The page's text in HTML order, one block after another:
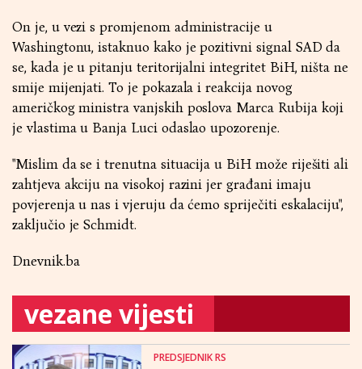
On je, u vezi s promjenom administracije u
Washingtonu, istaknuo kako je pozitivni signal SAD da
se, kada je u pitanju teritorijalni integritet BiH, ništa ne
smije mijenjati. To je pokazala i reakcija novog
američkog ministra vanjskih poslova Marca Rubija koji
je vlastima u Banja Luci odaslao upozorenje.
"Mislim da se i trenutna situacija u BiH može riješiti ali
zahtjeva akciju na visokoj razini jer građani imaju
povjerenja u nas i vjeruju da ćemo spriječiti eskalaciju",
zaključio je Schmidt.
Dnevnik.ba
vezane vijesti
PREDSJEDNIK RS